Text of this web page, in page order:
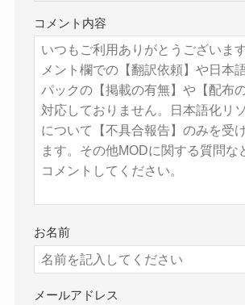
コメント内容
お名前
メールアドレス